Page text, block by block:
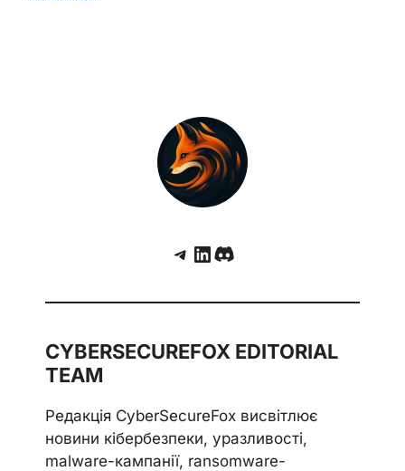
Telegram
LinkedIn
Discord
CYBERSECUREFOX EDITORIAL
TEAM
Редакція CyberSecureFox висвітлює
новини кібербезпеки, уразливості,
malware-кампанії, ransomware-